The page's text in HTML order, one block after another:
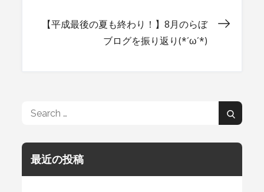
稿
ー
【平成最後の夏も終わり！】8月のらぼ
ブログを振り返り(*’ω’*)
Search
Search
最近の投稿